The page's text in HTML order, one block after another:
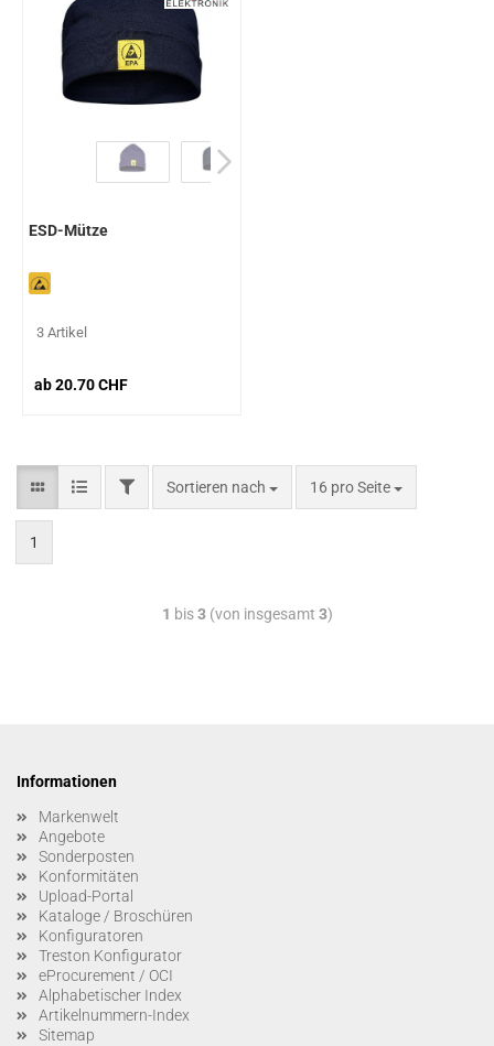
ESD-Mütze
3 Artikel
ab 20.70 CHF
Sortieren nach 16 pro Seite
1
1 bis3(von insgesamt 3)
Informationen
Markenwelt
Angebote
Sonderposten
Konformitäten
Upload-Portal
Kataloge / Broschüren
Konfiguratoren
Treston Konfigurator
eProcurement / OCI
Alphabetischer Index
Artikelnummern-Index
Sitemap